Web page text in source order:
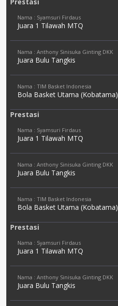
Prestasi
Nama : Syamsuri Firdaus
Juara 1 Tilawah MTQ
Nama : Anthony Sinisuka Ginting DKK
Juara Bulu Tangkis
Nama : TIM Basket Indonesia
Bola Basket Utama (Kobatama)
Prestasi
Nama : Syamsuri Firdaus
Juara 1 Tilawah MTQ
Nama : Anthony Sinisuka Ginting DKK
Juara Bulu Tangkis
Nama : TIM Basket Indonesia
Bola Basket Utama (Kobatama)
Prestasi
Nama : Syamsuri Firdaus
Juara 1 Tilawah MTQ
Nama : Anthony Sinisuka Ginting DKK
Juara Bulu Tangkis